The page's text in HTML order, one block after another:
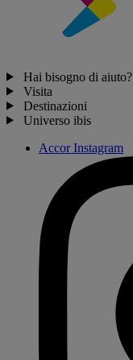
Hai bisogno di aiuto?
Visita
Destinazioni
Universo ibis
Accor Instagram